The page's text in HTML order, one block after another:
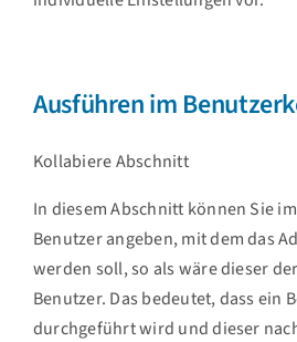
Ausführen im
Kollabiere Abschnitt
In diesem Abschnitt können Sie
Benutzer angeben, mit dem das
werden soll, so als wäre dieser
Benutzer. Das bedeutet, dass ein
durchgeführt wird und dieser